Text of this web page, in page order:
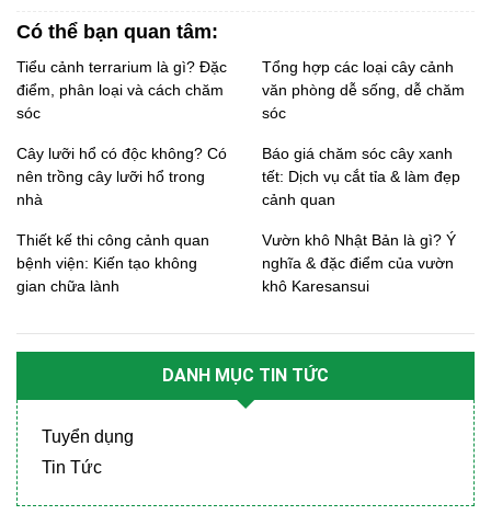
Có thể bạn quan tâm:
Tiểu cảnh terrarium là gì? Đặc
điểm, phân loại và cách chăm
sóc
Tổng hợp các loại cây cảnh
văn phòng dễ sống, dễ chăm
sóc
Cây lưỡi hổ có độc không? Có
nên trồng cây lưỡi hổ trong
nhà
Báo giá chăm sóc cây xanh
tết: Dịch vụ cắt tỉa & làm đẹp
cảnh quan
Thiết kế thi công cảnh quan
bệnh viện: Kiến tạo không
gian chữa lành
Vườn khô Nhật Bản là gì? Ý
nghĩa & đặc điểm của vườn
khô Karesansui
DANH MỤC TIN TỨC
Tuyển dụng
Tin Tức